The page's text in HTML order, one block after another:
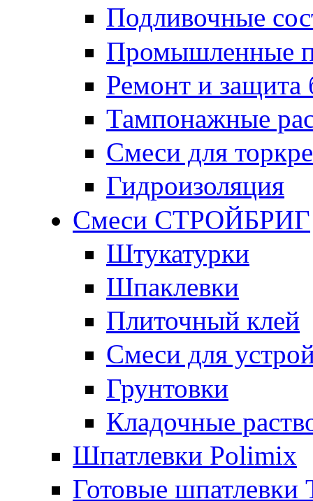
Подливочные
Промышленные
Ремонт и защита
Тампонажные
Смеси для
Гидроизоляция
Смеси СТРОЙБРИГ
Штукатурки
Шпаклевки
Плиточный клей
Смеси для
Грунтовки
Кладочные
Шпатлевки Polimix
Готовые шпатлевки